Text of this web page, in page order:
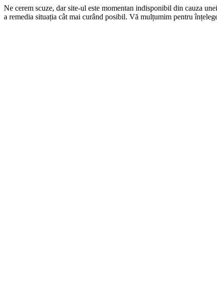
Ne cerem scuze, dar site-ul este momentan indisponibil din cauza
a remedia situația cât mai curând posibil. Vă mulțumim pentru